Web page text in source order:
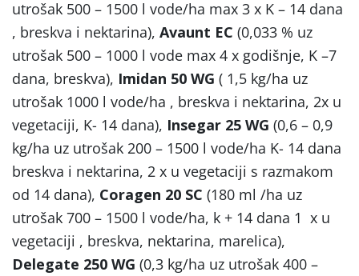
utrošak 500 – 1500 l vode/ha max 3 x K – 14 dana
, breskva i nektarina), Avaunt EC (0,033 % uz
utrošak 500 – 1000 l vode max 4 x godišnje, K –7
dana, breskva), Imidan 50 WG ( 1,5 kg/ha uz
utrošak 1000 l vode/ha , breskva i nektarina, 2x u
vegetaciji, K- 14 dana), Insegar 25 WG (0,6 – 0,9
kg/ha uz utrošak 200 – 1500 l vode/ha K- 14 dana
breskva i nektarina, 2 x u vegetaciji s razmakom
od 14 dana), Coragen 20 SC (180 ml /ha uz
utrošak 700 – 1500 l vode/ha, k + 14 dana 1 x u
vegetaciji , breskva, nektarina, marelica),
Delegate 250 WG (0,3 kg/ha uz utrošak 400 –